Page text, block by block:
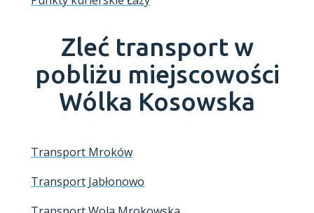
Zleć transport w
pobliżu miejscowości
Wólka Kosowska
Transport Mroków
Transport Jabłonowo